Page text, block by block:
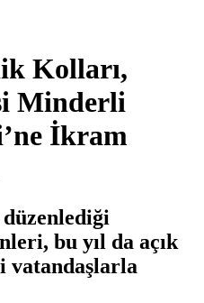
Kolları,
Minderli
İkram
bu yıl da açık
vatandaşlarla